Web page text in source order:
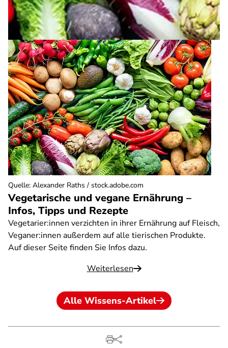
Vegetarische und vegane Ernährung –
Infos, Tipps und Rezepte
Vegetarier:innen verzichten in ihrer Ernährung auf Fleisch,
Veganer:innen außerdem auf alle tierischen Produkte.
Auf dieser Seite finden Sie Infos dazu.
Weiterlesen
Quelle: Alexander Raths / stock.adobe.com
Alle Wissens-Artikel